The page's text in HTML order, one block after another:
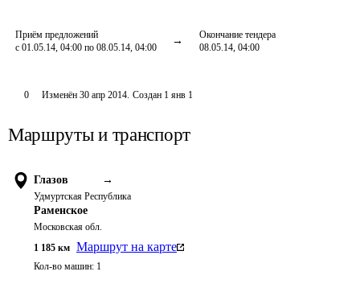
Приём предложений
с 01.05.14, 04:00 по 08.05.14, 04:00
Окончание тендера
08.05.14, 04:00
0 Изменён 30 апр 2014. Создан 1 янв 1
Маршруты и транспорт
Глазов →
Удмуртская Республика
Раменское
Московская обл.
1 185 км Маршрут на карте
Кол-во машин: 1